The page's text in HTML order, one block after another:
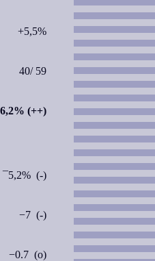
+5,5%
40/ 59
(++)
¯5,2% (-)
−7 (-)
−0.7 (o)